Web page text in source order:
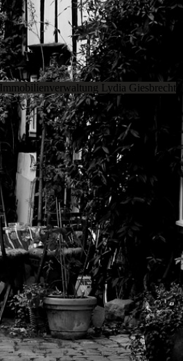
Immobilienverwaltung Lydia Giesbrecht